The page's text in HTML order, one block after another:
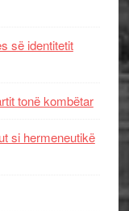
së identitetit
tonë kombëtar
si hermeneutikë